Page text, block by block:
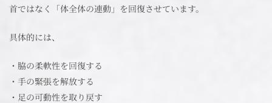
首ではなく「体全体の連動」を回復させています。
具体的には、
・脇の柔軟性を回復する
・手の緊張を解放する
・足の可動性を取り戻す